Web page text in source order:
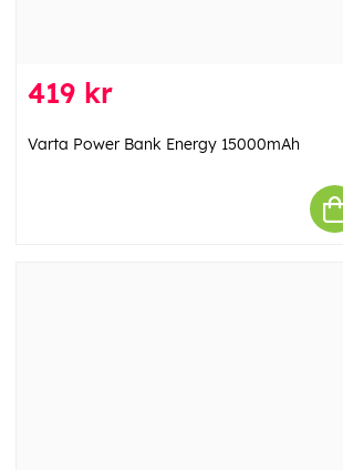
419 kr
Varta Power Bank Energy 15000mAh